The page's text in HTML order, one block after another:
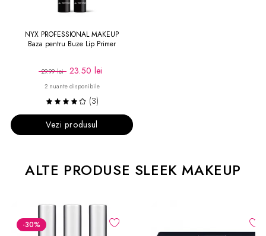
NYX PROFESSIONAL MAKEUP
Baza pentru Buze Lip Primer
29.99 lei 23.50 lei
2 nuante disponibile
(3)
Vezi produsul
ALTE PRODUSE SLEEK MAKEUP
-30%